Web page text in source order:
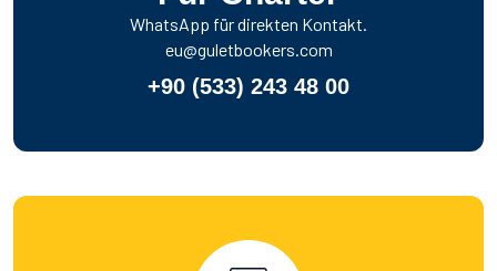
WhatsApp für direkten Kontakt.
eu@guletbookers.com
+90 (533) 243 48 00